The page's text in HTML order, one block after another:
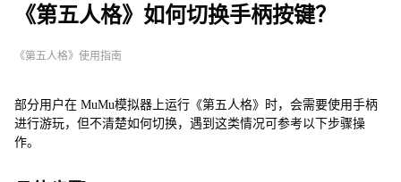
《第五人格》如何切换手柄按键？
《第五人格》使用指南
部分用户在 MuMu模拟器上运行《第五人格》时，会需要使用手柄
进行游玩，但不清楚如何切换，遇到这类情况可参考以下步骤操
作。